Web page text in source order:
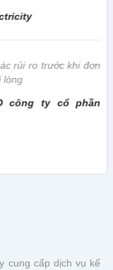
rủi ro trước khi đơn
lòng
công ty cổ phần
cung cấp dịch vụ kế